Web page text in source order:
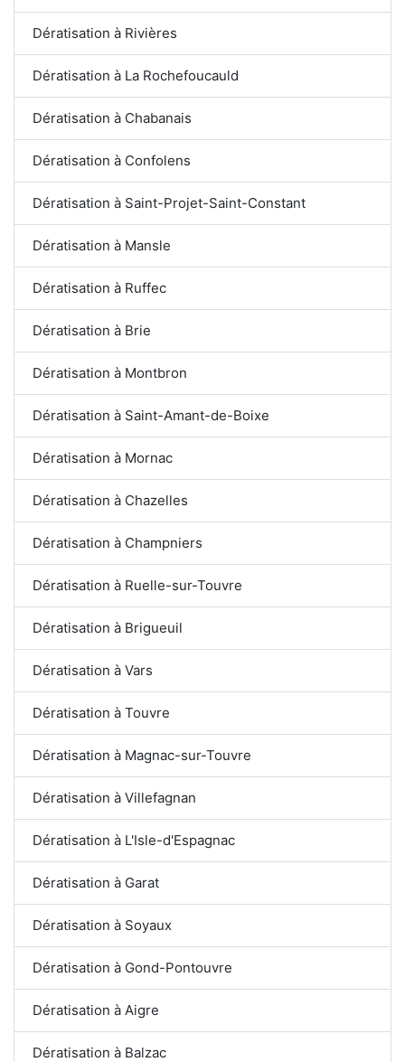
Dératisation à Rivières
Dératisation à La Rochefoucauld
Dératisation à Chabanais
Dératisation à Confolens
Dératisation à Saint-Projet-Saint-Constant
Dératisation à Mansle
Dératisation à Ruffec
Dératisation à Brie
Dératisation à Montbron
Dératisation à Saint-Amant-de-Boixe
Dératisation à Mornac
Dératisation à Chazelles
Dératisation à Champniers
Dératisation à Ruelle-sur-Touvre
Dératisation à Brigueuil
Dératisation à Vars
Dératisation à Touvre
Dératisation à Magnac-sur-Touvre
Dératisation à Villefagnan
Dératisation à L'Isle-d'Espagnac
Dératisation à Garat
Dératisation à Soyaux
Dératisation à Gond-Pontouvre
Dératisation à Aigre
Dératisation à Balzac